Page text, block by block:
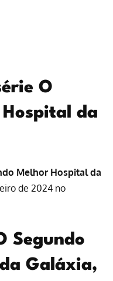
O
da
Melhor Hospital da
de 2024 no
Segundo
Galáxia,